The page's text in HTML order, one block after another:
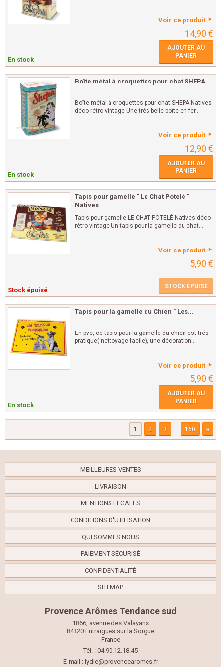
Voir ce produit
14,90 €
En stock
AJOUTER AU
PANIER
Boîte métal à croquettes pour chat SHEPA...
Boîte métal à croquettes pour chat SHEPA Natives
déco rétro vintage Une trés belle boîte en fer...
Voir ce produit
12,90 €
En stock
AJOUTER AU
PANIER
Tapis pour gamelle " Le Chat Potelé "
Natives
Tapis pour gamelle LE CHAT POTELÉ Natives déco
rétro vintage Un tapis pour la gamelle du chat...
Voir ce produit
5,90 €
Stock épuisé STOCK ÉPUISÉ
Tapis pour la gamelle du Chien " Les...
En pvc, ce tapis pour la gamelle du chien est trés
pratique( nettoyage facile), une décoration...
Voir ce produit
5,90 €
En stock
AJOUTER AU
PANIER
1 2 3 ... 160 »
MEILLEURES VENTES
LIVRAISON
MENTIONS LÉGALES
CONDITIONS D'UTILISATION
QUI SOMMES NOUS
PAIEMENT SÉCURISÉ
CONFIDENTIALITÉ
SITEMAP
Provence Arômes Tendance sud
1866, avenue des Valayans
84320 Entraigues sur la Sorgue
France
Tél. : 04.90.12.18.45
E-mail : lydie@provencearomes.fr